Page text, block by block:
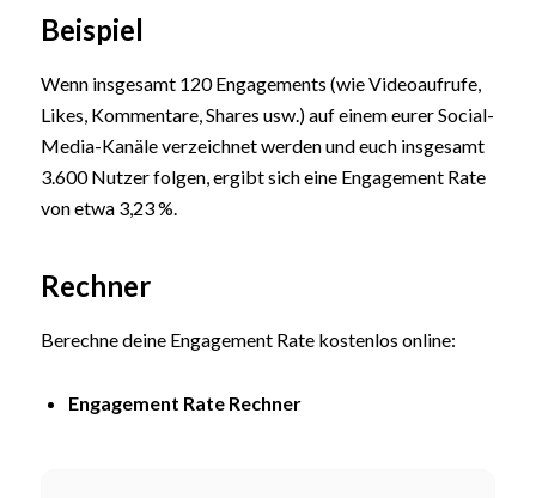
Beispiel
Wenn insgesamt 120 Engagements (wie Videoaufrufe,
Likes, Kommentare, Shares usw.) auf einem eurer Social-
Media-Kanäle verzeichnet werden und euch insgesamt
3.600 Nutzer folgen, ergibt sich eine Engagement Rate
von etwa 3,23 %.
Rechner
Berechne deine Engagement Rate kostenlos online:
Engagement Rate Rechner